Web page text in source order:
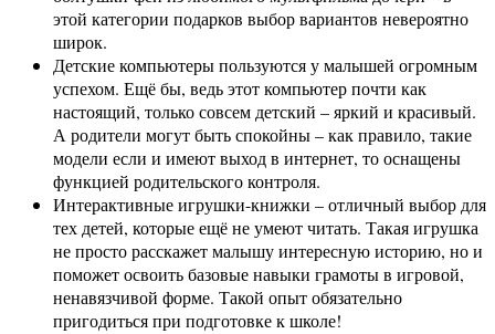
этой категории подарков выбор вариантов невероятно
широк.
Детские компьютеры пользуются у малышей огромным
успехом. Ещё бы, ведь этот компьютер почти как
настоящий, только совсем детский – яркий и красивый.
А родители могут быть спокойны – как правило, такие
модели если и имеют выход в интернет, то оснащены
функцией родительского контроля.
Интерактивные игрушки-книжки – отличный выбор для
тех детей, которые ещё не умеют читать. Такая игрушка
не просто расскажет малышу интересную историю, но и
поможет освоить базовые навыки грамоты в игровой,
ненавязчивой форме. Такой опыт обязательно
пригодиться при подготовке к школе!